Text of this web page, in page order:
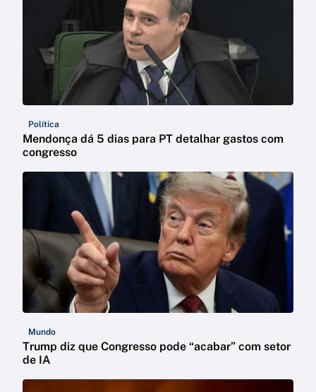
Política
Mendonça dá 5 dias para PT detalhar gastos com
congresso
Mundo
Trump diz que Congresso pode “acabar” com setor
de IA